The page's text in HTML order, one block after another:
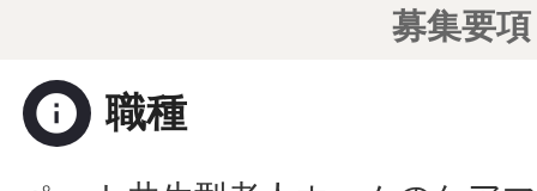
募集要項
info 職種